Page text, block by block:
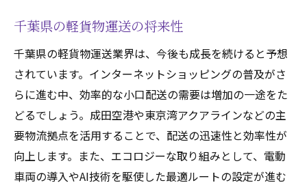
千葉県の軽貨物運送の将来性
千葉県の軽貨物運送業界は、今後も成長を続けると予想
されています。インターネットショッピングの普及がさ
らに進む中、効率的な小口配送の需要は増加の一途をた
どるでしょう。成田空港や東京湾アクアラインなどの主
要物流拠点を活用することで、配送の迅速性と効率性が
向上します。また、エコロジーな取り組みとして、電動
車両の導入やAI技術を駆使した最適ルートの設定が進む